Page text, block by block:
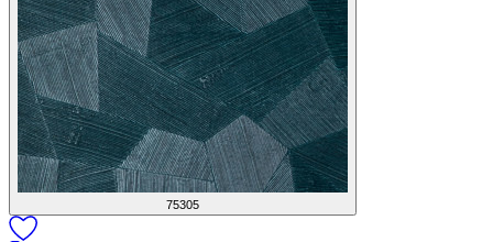
75305